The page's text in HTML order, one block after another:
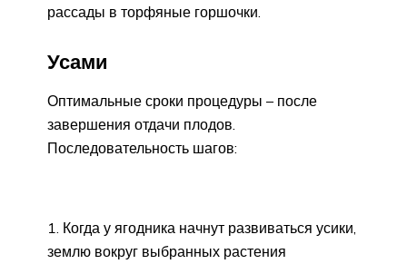
рассады в торфяные горшочки.
Усами
Оптимальные сроки процедуры – после
завершения отдачи плодов.
Последовательность шагов:
Когда у ягодника начнут развиваться усики,
землю вокруг выбранных растения